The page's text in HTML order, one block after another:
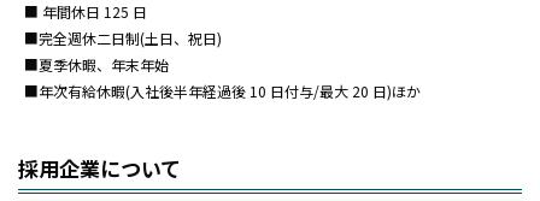
■ 年間休日 125 日
■完全週休二日制(土日、祝日)
■夏季休暇、年末年始
■年次有給休暇(入社後半年経過後 10 日付与/最大 20 日)ほか
採用企業について